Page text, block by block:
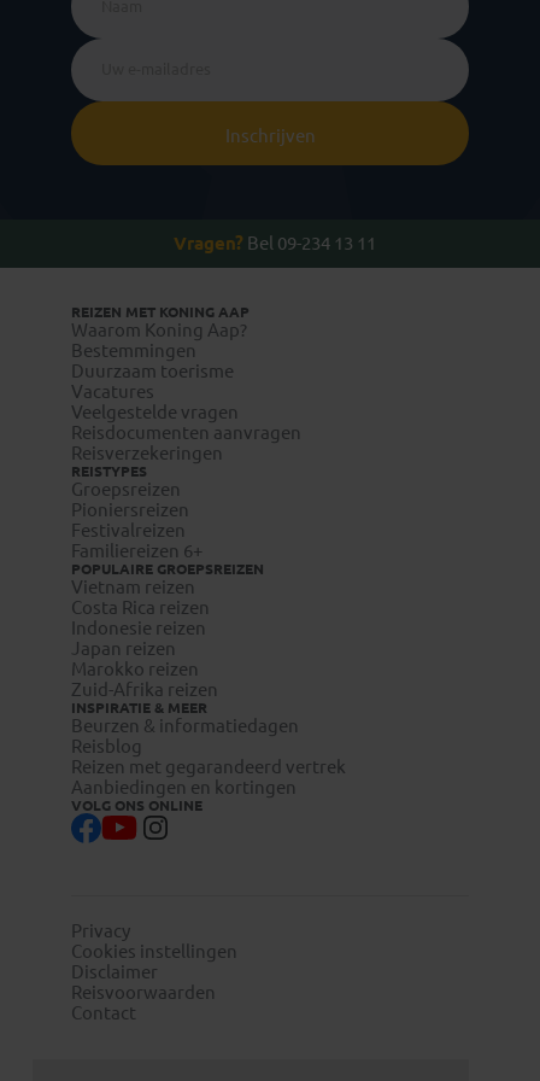
Inschrijven
Vragen? Bel 09-234 13 11
REIZEN MET KONING AAP
Waarom Koning Aap?
Bestemmingen
Duurzaam toerisme
Vacatures
Veelgestelde vragen
Reisdocumenten aanvragen
Reisverzekeringen
REISTYPES
Groepsreizen
Pioniersreizen
Festivalreizen
Familiereizen 6+
POPULAIRE GROEPSREIZEN
Vietnam reizen
Costa Rica reizen
Indonesie reizen
Japan reizen
Marokko reizen
Zuid-Afrika reizen
INSPIRATIE & MEER
Beurzen & informatiedagen
Reisblog
Reizen met gegarandeerd vertrek
Aanbiedingen en kortingen
VOLG ONS ONLINE
Privacy
Cookies instellingen
Disclaimer
Reisvoorwaarden
Contact